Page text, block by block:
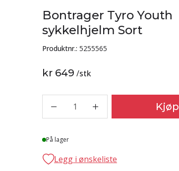
Bontrager Tyro Youth
sykkelhjelm Sort
Produktnr.: 5255565
kr 649 /stk
1 Kjøp
Lager
På lager
Legg i ønskeliste